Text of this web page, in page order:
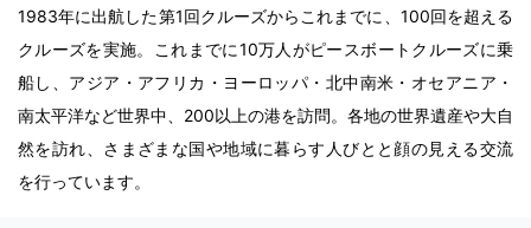
1983年に出航した第1回クルーズからこれまでに、100回を超える
クルーズを実施。これまでに10万人がピースボートクルーズに乗
船し、アジア・アフリカ・ヨーロッパ・北中南米・オセアニア・
南太平洋など世界中、200以上の港を訪問。各地の世界遺産や大自
然を訪れ、さまざまな国や地域に暮らす人びとと顔の見える交流
を行っています。